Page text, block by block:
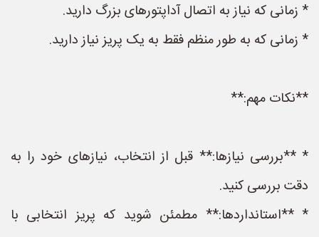
* زمانی که نیاز به اتصال آداپتورهای بزرگ دارید.
* زمانی که به طور منظم فقط به یک پریز نیاز دارید.
**نکات مهم:**
* **بررسی نیازها:** قبل از انتخاب، نیازهای خود را به
دقت بررسی کنید.
* **استانداردها:** مطمئن شوید که پریز انتخابی با